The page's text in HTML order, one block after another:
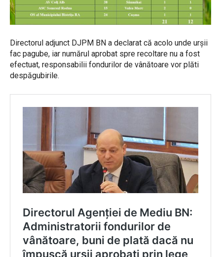
Directorul adjunct DJPM BN a declarat că acolo unde urșii
fac pagube, iar numărul aprobat spre recoltare nu a fost
efectuat, responsabilii fondurilor de vânătoare vor plăti
despăgubirile.